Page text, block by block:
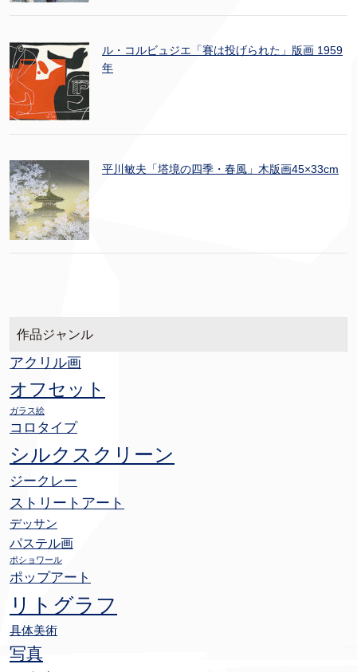
ル・コルビュジエ「賽は投げられた」版画 1959
年
平川敏夫「塔境の四季・春風」木版画45×33cm
作品ジャンル
アクリル画
オフセット
ガラス絵
コロタイプ
シルクスクリーン
ジークレー
ストリートアート
デッサン
パステル画
ポショワール
ポップアート
リトグラフ
具体美術
写真